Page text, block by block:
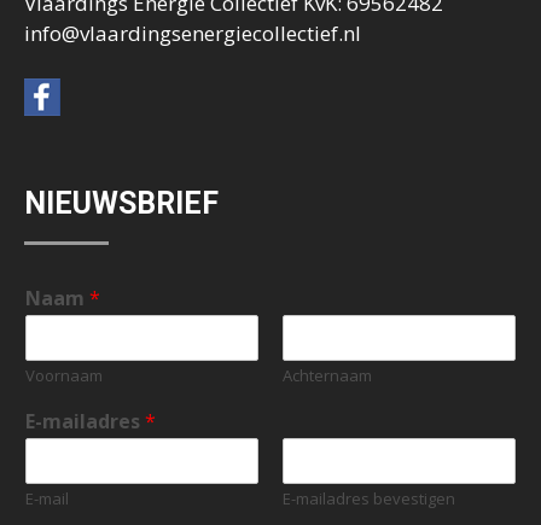
info@vlaardingsenergiecollectief.nl
NIEUWSBRIEF
Naam *
Voornaam Achternaam
E-mailadres *
E-mail E-mailadres bevestigen